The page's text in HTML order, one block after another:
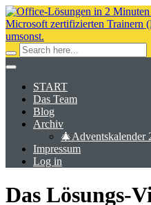
START
Das Team
Blog
Archiv
🎄Adventskalender
Impressum
Log in
Das Lösungs-